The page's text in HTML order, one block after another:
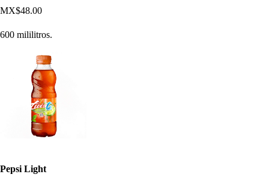
MX$48.00
600 mililitros.
Pepsi Light